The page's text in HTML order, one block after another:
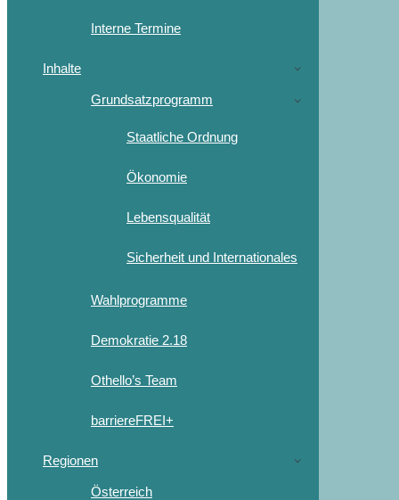
Interne Termine
Inhalte
Grundsatzprogramm
Staatliche Ordnung
Ökonomie
Lebensqualität
Sicherheit und Internationales
Wahlprogramme
Demokratie 2.18
Othello’s Team
barriereFREI+
Regionen
Österreich